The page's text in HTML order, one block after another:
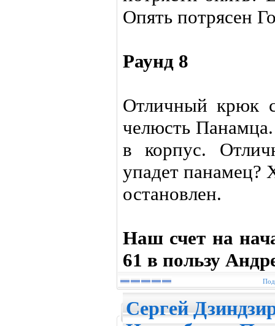
Опять потрясен
Раунд 8
Отличный крюк
челюсть
в корпус.
упадет панамец?
остановлен.
Наш счет на
61 в пользу
Сергей